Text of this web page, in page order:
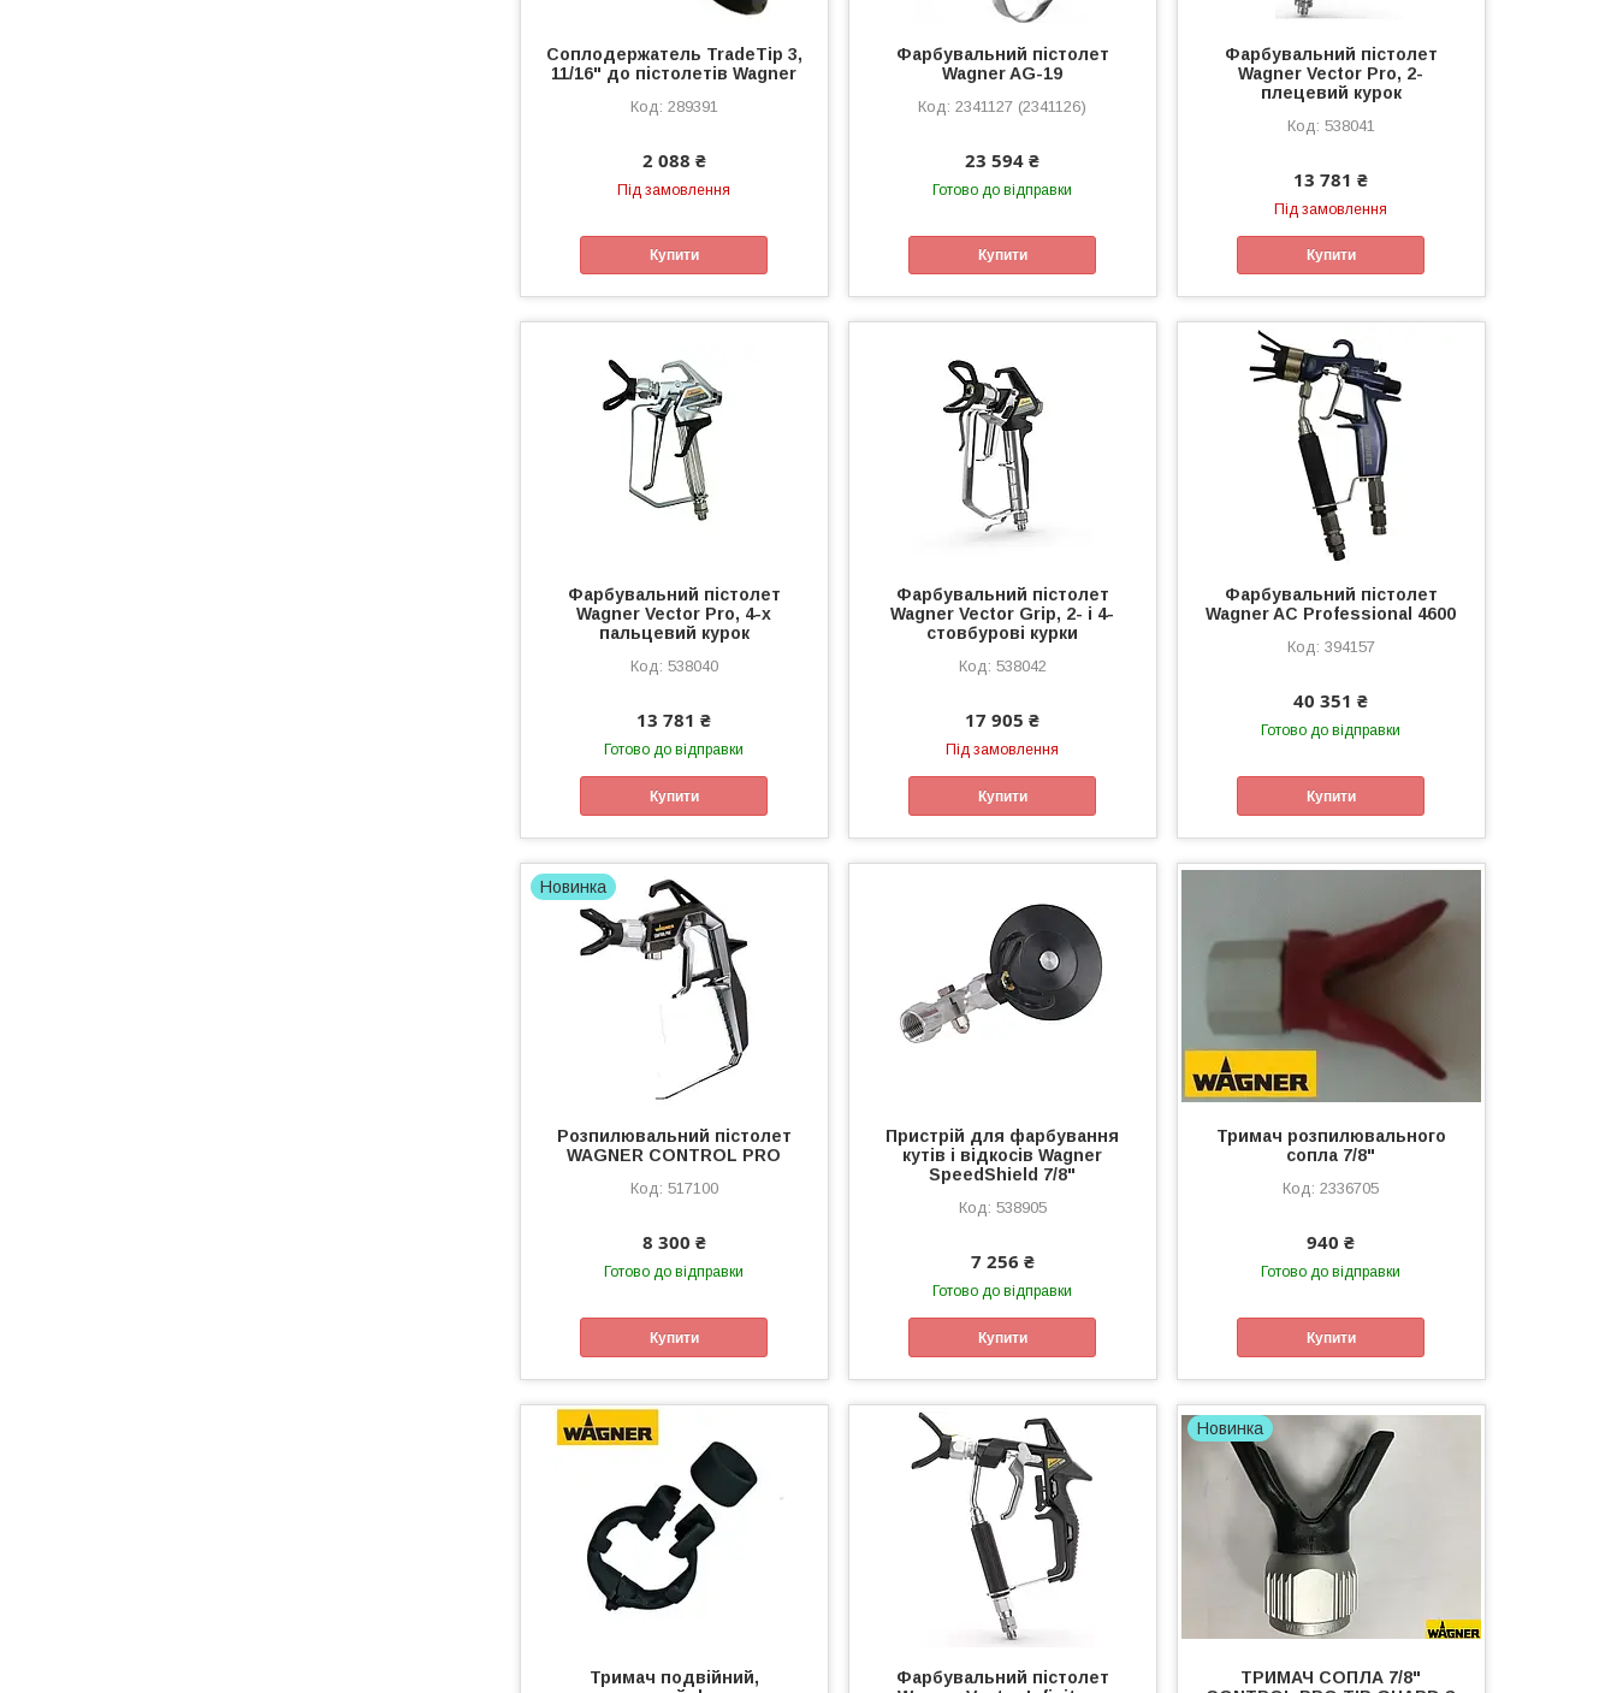
Соплодержатель TradeTip 3,
11/16" до пістолетів Wagner
289391
2 088 ₴
Під замовлення
Купити
Фарбувальний пістолет
Wagner AG-19
2341127 (2341126)
23 594 ₴
Готово до відправки
Купити
Фарбувальний пістолет
Wagner Vector Pro, 2-
плецевий курок
538041
13 781 ₴
Під замовлення
Купити
Фарбувальний пістолет
Wagner Vector Pro, 4-х
пальцевий курок
538040
13 781 ₴
Готово до відправки
Купити
Фарбувальний пістолет
Wagner Vector Grip, 2- і 4-
стовбурові курки
538042
17 905 ₴
Під замовлення
Купити
Фарбувальний пістолет
Wagner AC Professional 4600
394157
40 351 ₴
Готово до відправки
Купити
Новинка
Розпилювальний пістолет
WAGNER CONTROL PRO
517100
8 300 ₴
Готово до відправки
Купити
Пристрій для фарбування
кутів і відкосів Wagner
SpeedShield 7/8"
538905
7 256 ₴
Готово до відправки
Купити
Тримач розпилювального
сопла 7/8"
2336705
940 ₴
Готово до відправки
Купити
Тримач подвійний,
Фарбувальний пістолет
Новинка
ТРИМАЧ СОПЛА 7/8"